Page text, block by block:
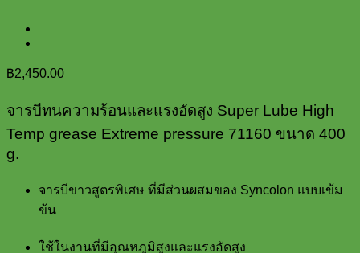
฿2,450.00
จารบีทนความร้อนและแรงอัดสูง Super Lube High
Temp grease Extreme pressure 71160 ขนาด 400
g.
จารบีขาวสูตรพิเศษ ที่มีส่วนผสมของ Syncolon แบบเข้ม
ข้น
ใช้ในงานที่มีอุณหภูมิสูงและแรงอัดสูง